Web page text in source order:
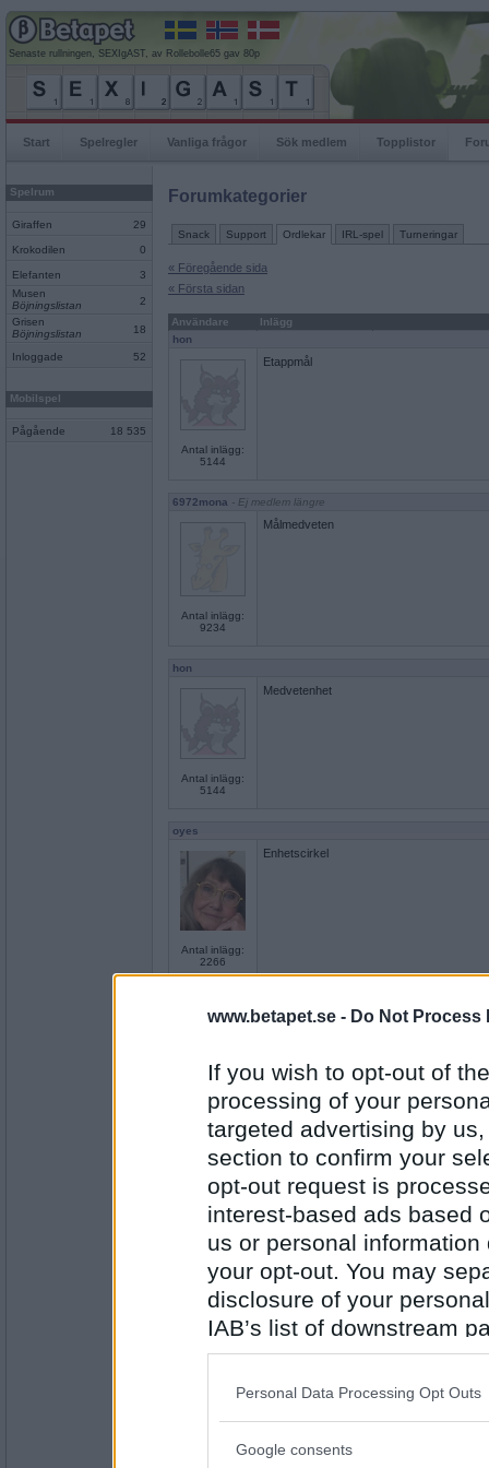
www.betapet.se - Do Not Process
If you wish to opt-out of
processing of your
targeted advertising by
section to confirm your
opt-out request is
interest-based ads based
us or personal
your opt-out. You may
disclosure of your
IAB’s list of downstream
also be disclosed by us
Downstream Participants
Please note that this
Personal Data Processing Opt Outs
Google consents
Senaste rullningen, SEXIgAST, av Rollebolle65 gav 80p
Start Spelregler Vanliga frågor Sök medlem Topplistor
Spelrum
Giraffen 29
Krokodilen 0
Elefanten
3
Musen
Böjningslistan
2
Grisen
Böjningslistan
18
Inloggade 52
Mobilspel
Pågående 18 535
Forumkategorier
Snack Support Ordlekar IRL-spel Turneringar
« Föregående sida
« Första sidan
Användare
Inlägg
hon
Antal inlägg:
5144
Etappmål
6972mona - Ej medlem längre
Antal inlägg:
9234
Målmedveten
hon
Antal inlägg:
5144
Medvetenhet
oyes
Antal inlägg:
2266
Enhetscirkel
Antal inlägg:
5144
Cirkelledare
6972mona- Ej medlem längre
Antal inlägg:
9234
Ledaren
Adrian 82
Antal inlägg: 332
Arena